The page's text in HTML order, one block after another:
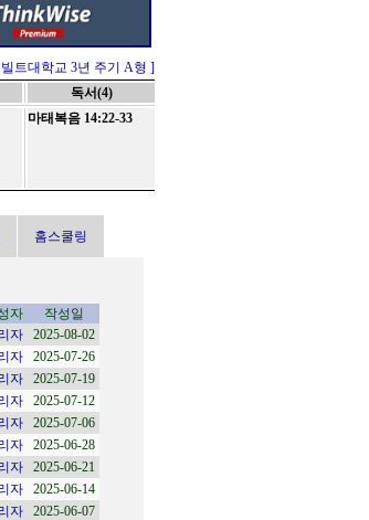
트대학교 3년 주기 A형 ]
독서(4)
마태복음 14:22-33
홈스쿨링
자
작성일
자
2025-08-02
자
2025-07-26
자
2025-07-19
자
2025-07-12
자
2025-07-06
자
2025-06-28
자
2025-06-21
자
2025-06-14
자
2025-06-07